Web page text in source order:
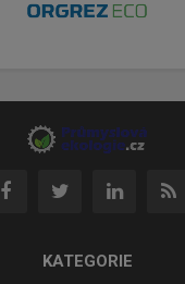
KATEGORIE